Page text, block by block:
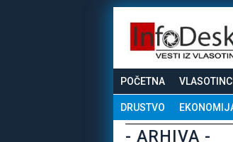
POČETNA
DRUSTVO
- ARHIVA -